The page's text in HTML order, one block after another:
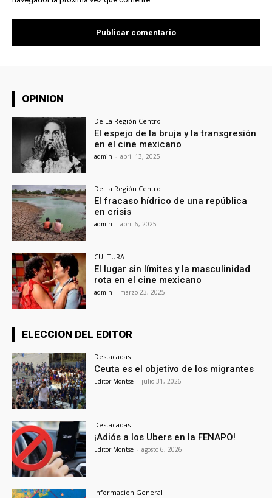
OPINION
De La Región Centro
El espejo de la bruja y la transgresión
en el cine mexicano
admin - abril 13, 2025
De La Región Centro
El fracaso hídrico de una república
en crisis
admin - abril 6, 2025
CULTURA
El lugar sin límites y la masculinidad
rota en el cine mexicano
admin - marzo 23, 2025
ELECCION DEL EDITOR
Destacadas
Ceuta es el objetivo de los migrantes
Editor Montse - julio 31, 2026
Destacadas
¡Adiós a los Ubers en la FENAPO!
Editor Montse - agosto 6, 2026
Informacion General